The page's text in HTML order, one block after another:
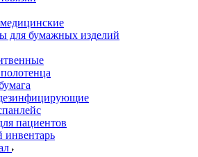
для бумажных изделий
пациентов